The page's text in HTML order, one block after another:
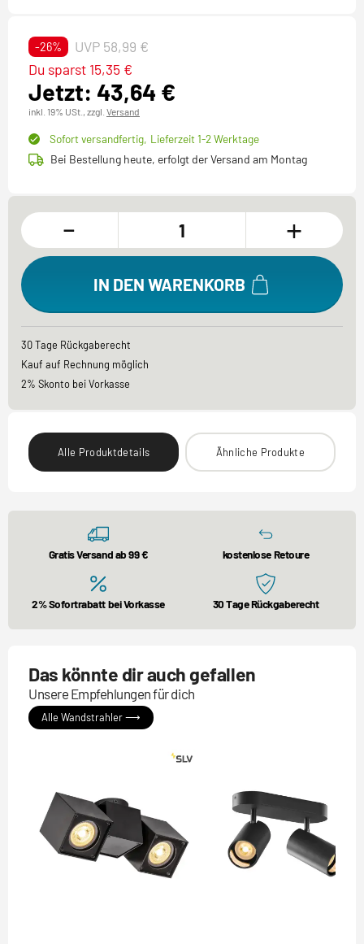
-26% UVP 58,99 €
Jetzt: 43,64 €
Du sparst 15,35 €
inkl. 19% USt., zzgl. Versand
Sofort versandfertig, Lieferzeit 1-2 Werktage
Bei Bestellung heute, erfolgt der Versand am Montag
- +
IN DEN WARENKORB
30 Tage Rückgaberecht
Kauf auf Rechnung möglich
2% Skonto bei Vorkasse
Alle Produktdetails Ähnliche Produkte
Gratis Versand ab 99 € kostenlose Retoure
2% Sofortrabatt bei Vorkasse 30 Tage Rückgaberecht
Das könnte dir auch gefallen
Unsere Empfehlungen für dich
Alle Wandstrahler ⟶